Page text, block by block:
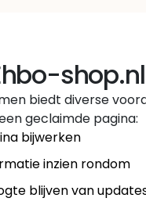
shop.nl
biedt diverse
geclaimde pagina:
bijwerken
inzien rondom
blijven van